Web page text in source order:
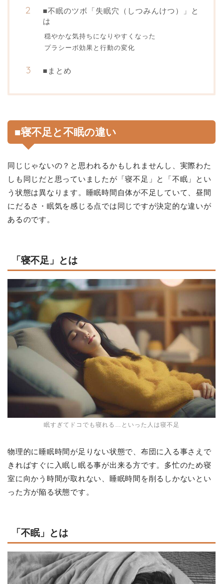
■不眠のツボ「失眠穴（しつみんけつ）」と
は
穏やかな気持ちになりやすくなった
プラシーボ効果と行動の変化
■まとめ
■寝不足と不眠の違い
同じじゃないの？と思われるかもしれませんし、実際わた
しも同じだと思っていましたが「寝不足」と「不眠」とい
う状態は異なります。睡眠時間自体が不足していて、昼間
にだるさ・眠気を感じる点では同じですが決定的な違いが
あるのです。
「寝不足」とは
眠すぎてドコでも寝れる…といった人は寝不足
物理的に睡眠時間が足りない状態で、布団に入る事さえで
きればすぐに入眠し眠る事が出来る方です。多忙のため寝
室に向かう時間が取れない、睡眠時間を削るしかないとい
った方が陥る状態です。
「不眠」とは